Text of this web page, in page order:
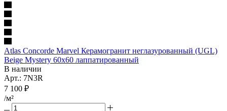
Atlas Concorde Marvel Керамогранит неглазурованный (UGL)
Beige Mystery 60x60 лаппатированный
В наличии
Арт.: 7N3R
7 100 ₽
/м²